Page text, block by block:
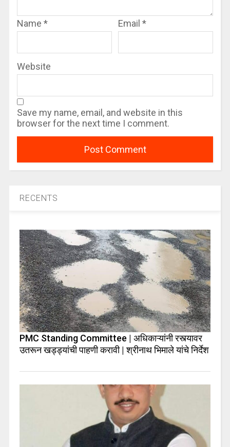
Name * Email *
Website
Save my name, email, and website in this
browser for the next time I comment.
RECENTS
PMC Standing Committee | अधिकाऱ्यांनी रस्त्यावर
उतरून खड्ड्यांची पाहणी करावी | श्रीनाथ भिमाले यांचे निर्देश